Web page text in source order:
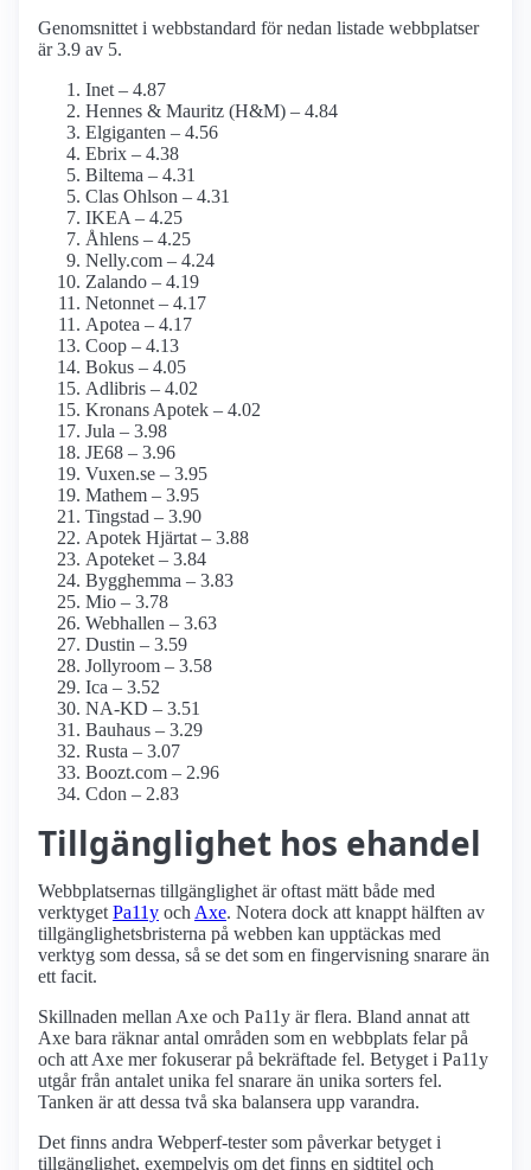
Genomsnittet i webbstandard för nedan listade webbplatser
är 3.9 av 5.
Inet – 4.87
Hennes & Mauritz (H&M) – 4.84
Elgiganten – 4.56
Ebrix – 4.38
Biltema – 4.31
Clas Ohlson – 4.31
IKEA – 4.25
Åhlens – 4.25
Nelly.com – 4.24
Zalando – 4.19
Netonnet – 4.17
Apotea – 4.17
Coop – 4.13
Bokus – 4.05
Adlibris – 4.02
Kronans Apotek – 4.02
Jula – 3.98
JE68 – 3.96
Vuxen.se – 3.95
Mathem – 3.95
Tingstad – 3.90
Apotek Hjärtat – 3.88
Apoteket – 3.84
Bygghemma – 3.83
Mio – 3.78
Webhallen – 3.63
Dustin – 3.59
Jollyroom – 3.58
Ica – 3.52
NA-KD – 3.51
Bauhaus – 3.29
Rusta – 3.07
Boozt.com – 2.96
Cdon – 2.83
Tillgänglighet hos ehandel
Webbplatsernas tillgänglighet är oftast mätt både med
verktyget Pa11y och Axe. Notera dock att knappt hälften av
tillgänglighetsbristerna på webben kan upptäckas med
verktyg som dessa, så se det som en fingervisning snarare än
ett facit.
Skillnaden mellan Axe och Pa11y är flera. Bland annat att
Axe bara räknar antal områden som en webbplats felar på
och att Axe mer fokuserar på bekräftade fel. Betyget i Pa11y
utgår från antalet unika fel snarare än unika sorters fel.
Tanken är att dessa två ska balansera upp varandra.
Det finns andra Webperf-tester som påverkar betyget i
tillgänglighet, exempelvis om det finns en sidtitel och